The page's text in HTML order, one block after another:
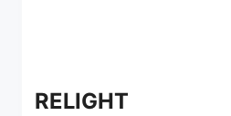
RELIGHT